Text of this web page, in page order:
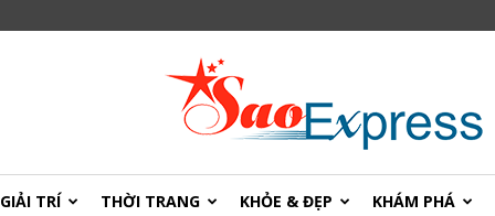
GIẢI TRÍ THỜI TRANG KHỎE & ĐẸP KHÁM PHÁ